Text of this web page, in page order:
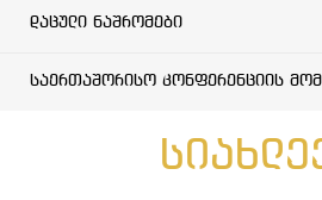
დაცული ნაშრომები
საერთაშორისო კონფერენციის